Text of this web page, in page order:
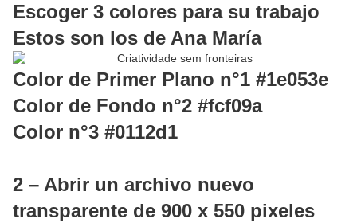
Escoger 3 colores para su trabajo
Estos son los de Ana María
Color de Primer Plano n°1 #1e053e
Color de Fondo n°2 #fcf09a
Color n°3 #0112d1
2 – Abrir un archivo nuevo
transparente de 900 x 550 pixeles